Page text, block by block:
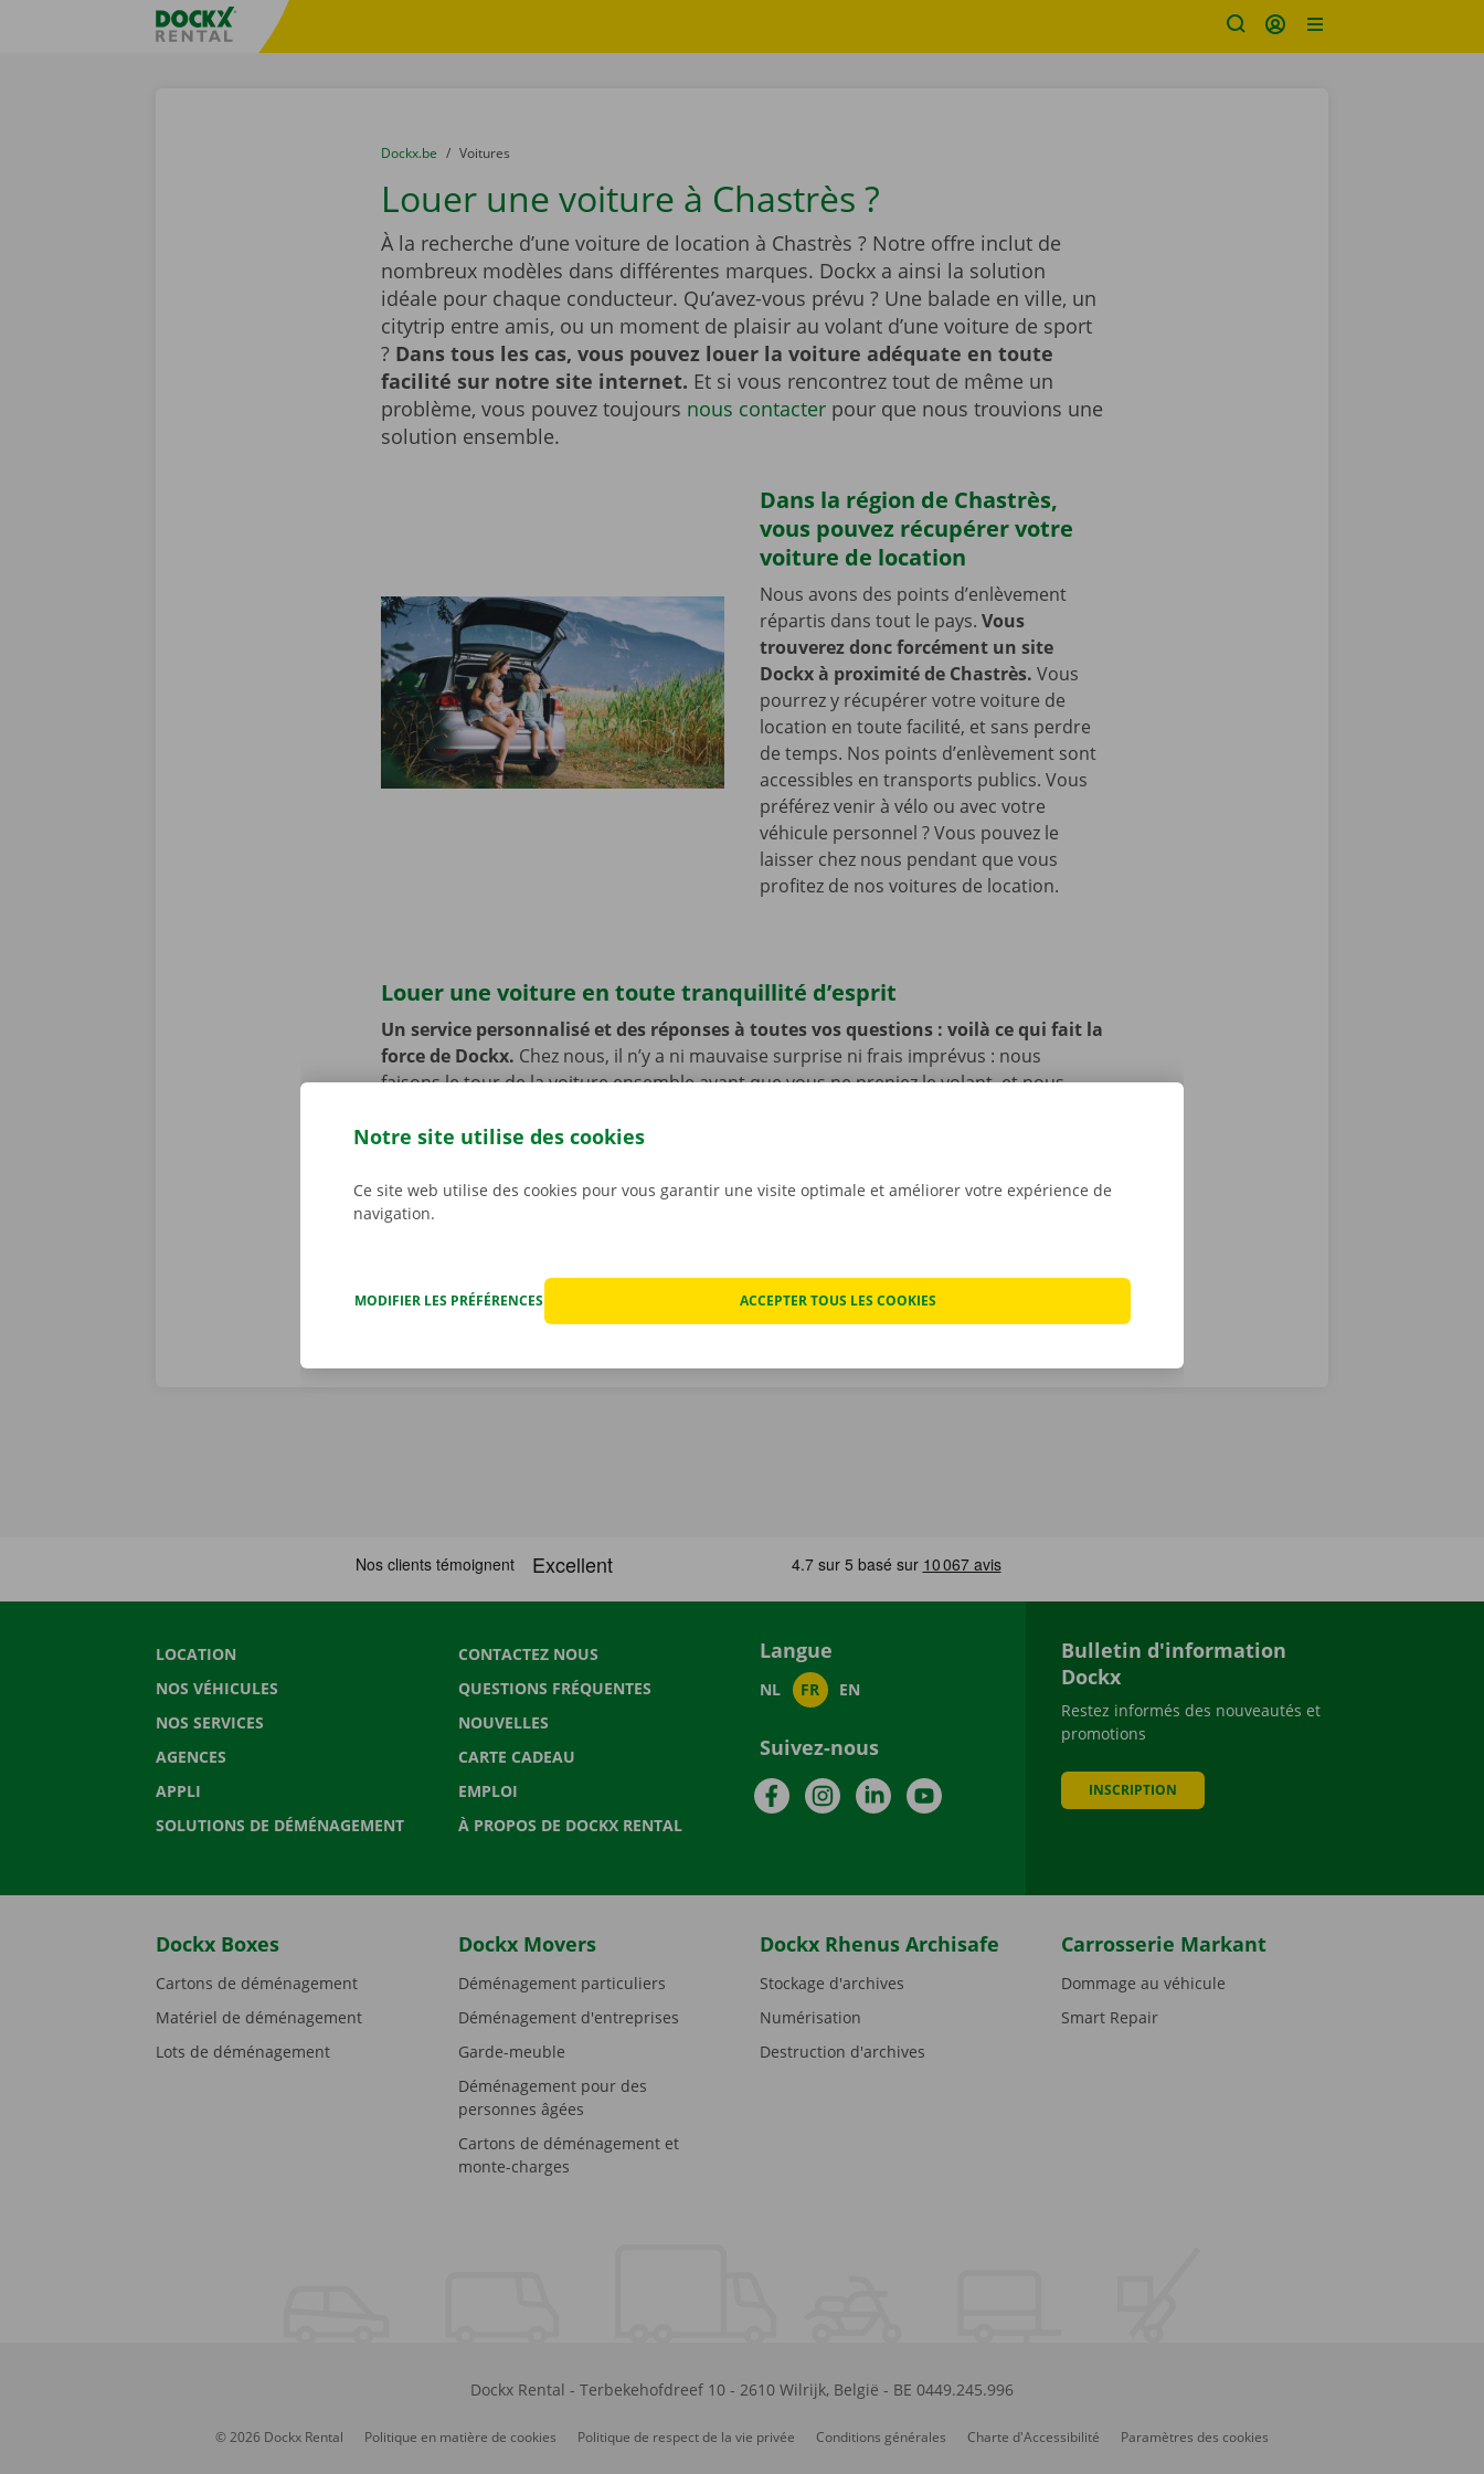
sitename
You are here:
du
Dockx.be to
Voitures
Louer une voiture à Chastrès ?
À la recherche d’une voiture de location à Chastrès ? Notre offre inclut de
nombreux modèles dans différentes marques. Dockx a ainsi la solution
idéale pour chaque conducteur. Qu’avez-vous prévu ? Une balade en ville, un
citytrip entre amis, ou un moment de plaisir au volant d’une voiture de sport
? Dans tous les cas, vous pouvez louer la voiture adéquate en toute
facilité sur notre site internet. Et si vous rencontrez tout de même un
problème, vous pouvez toujours nous contacterpour que nous trouvions une
solution ensemble.
Dans la région de Chastrès,
vous pouvez récupérer votre
voiture de location
Nous avons des points d’enlèvement
répartis dans tout le pays. Vous
trouverez donc forcément un site
Dockx à proximité de Chastrès. Vous
pourrez y récupérer votre voiture de
location en toute facilité, et sans perdre
de temps. Nos points d’enlèvement sont
accessibles en transports publics. Vous
préférez venir à vélo ou avec votre
véhicule personnel ? Vous pouvez le
laisser chez nous pendant que vous
profitez de nos voitures de location.
Louer une voiture en toute tranquillité d’esprit
Un service personnalisé et des réponses à toutes vos questions : voilà ce qui fait la
force de Dockx. Chez nous, il n’y a ni mauvaise surprise ni frais imprévus : nous
faisons le tour de la voiture ensemble avant que vous ne preniez le volant, et nous
se peut toutefois que votre voiture de location rencontre un problème technique au
d’assistance et de dépannage disponible 24 h/24 et 7 j/7 dans toute l’Europe. Avec
Dockx, vous prenez la route en toute sérénité !
LOCATION
NOS VÉHICULES
NOS SERVICES
AGENCES
APPLI
SOLUTIONS DE DÉMÉNAGEMENT
CONTACTEZ NOUS
QUESTIONS FRÉQUENTES
NOUVELLES
CARTE CADEAU
EMPLOI
À PROPOS DE DOCKX RENTAL
Langue
NL FR EN
Suivez-nous
FacebookInstagramLinkedInYouTube
Bulletin d'information
Dockx
Restez informés des nouveautés et
promotions
INSCRIPTION
Dockx Boxes
Cartons de déménagement
Matériel de déménagement
Lots de déménagement
Dockx Movers
Déménagement particuliers
Déménagement d'entreprises
Garde-meuble
Déménagement pour des
personnes âgées
Cartons de déménagement et
monte-charges
Dockx Rhenus Archisafe
Stockage d'archives
Numérisation
Destruction d'archives
Carrosserie Markant
Dommage au véhicule
Smart Repair
Dockx Rental - Terbekehofdreef 10- 2610 Wilrijk, België - BE 0449.245.996
© 2026 Dockx Rental Politique en matière de cookies Politique de respect de la vie privée Conditions générales Charte d'Accessibilité Paramètres des cookies
Notre site utilise des cookies
Ce site web utilise des cookies pour vous garantir une visite optimale et améliorer votre expérience de
navigation.
MODIFIER LES PRÉFÉRENCES ACCEPTER TOUS LES COOKIES